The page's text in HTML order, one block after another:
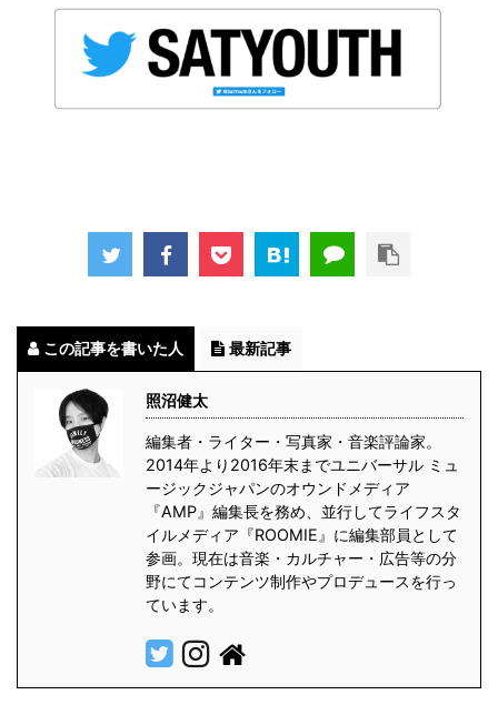
が抜けず、万が一こぼしても被害が ...
この記事を書いた人 最新記事
照沼健太
編集者・ライター・写真家・音楽評論家。
2014年より2016年末までユニバーサル ミュ
ージックジャパンのオウンドメディア
『AMP』編集長を務め、並行してライフスタ
イルメディア『ROOMIE』に編集部員として
参画。現在は音楽・カルチャー・広告等の分
野にてコンテンツ制作やプロデュースを行っ
ています。